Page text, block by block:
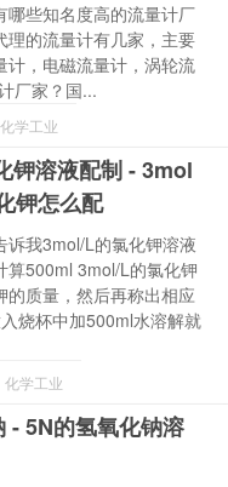
哪些知名度高的流量计厂
理的流量计有几家，主要
计，电磁流量计，涡轮流
厂家？国...
化学工业
钾溶液配制 - 3mol
钾怎么配
诉我3mol/L的氯化钾溶液
算500ml 3mol/L的氯化钾
的质量，然后再称出相应
烧杯中加500ml水溶解就
化学工业
- 5N的氢氧化钠溶